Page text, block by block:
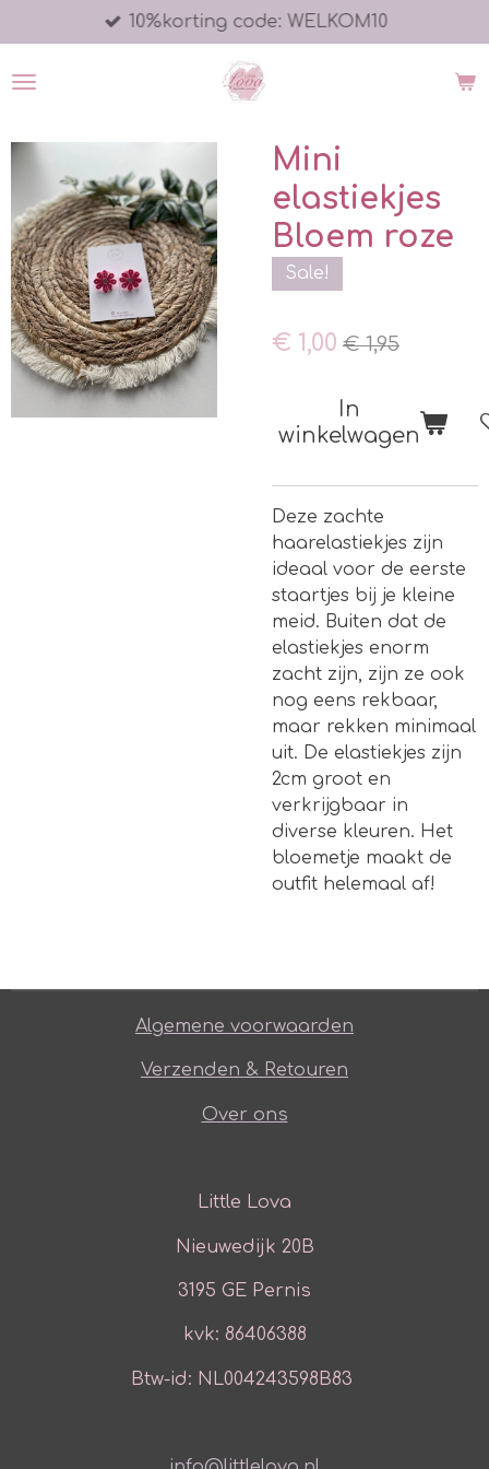
direct
naar
10%korting code: WELKOM10
Mini
elastiekjes
Bloem roze
Sale!
€ 1,00 € 1,95
In
winkelwagen
Deze zachte
haarelastiekjes zijn
ideaal voor de eerste
staartjes bij je kleine
meid. Buiten dat de
elastiekjes enorm
zacht zijn, zijn ze ook
nog eens rekbaar,
maar rekken minimaal
uit. De elastiekjes zijn
2cm groot en
verkrijgbaar in
diverse kleuren. Het
bloemetje maakt de
outfit helemaal af!
Algemene voorwaarden
Verzenden & Retouren
Over ons
Little Lova
Nieuwedijk 20B
3195 GE Pernis
kvk: 86406388
Btw-id: NL004243598B83